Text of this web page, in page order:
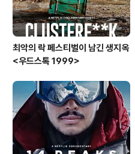
최악의 락 페스티벌이 남긴 생지옥
<우드스톡 1999>